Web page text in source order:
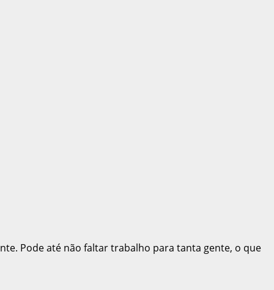
Pode até não faltar trabalho para tanta gente, o que